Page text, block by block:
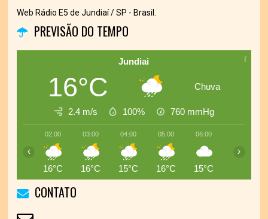
Web Rádio E5 de Jundiaí / SP - Brasil.
PREVISÃO DO TEMPO
Jundiai
16°C Chuva
2.4 m/s 100% 760 mmHg
02:00
16°C
03:00
16°C
04:00
15°C
05:00
16°C
06:00
15°C
‹ ›
CONTATO